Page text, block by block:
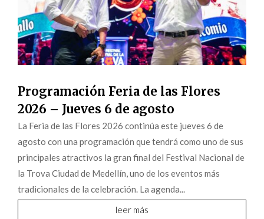
Programación Feria de las Flores
2026 – Jueves 6 de agosto
La Feria de las Flores 2026 continúa este jueves 6 de
agosto con una programación que tendrá como uno de sus
principales atractivos la gran final del Festival Nacional de
la Trova Ciudad de Medellín, uno de los eventos más
tradicionales de la celebración. La agenda...
leer más